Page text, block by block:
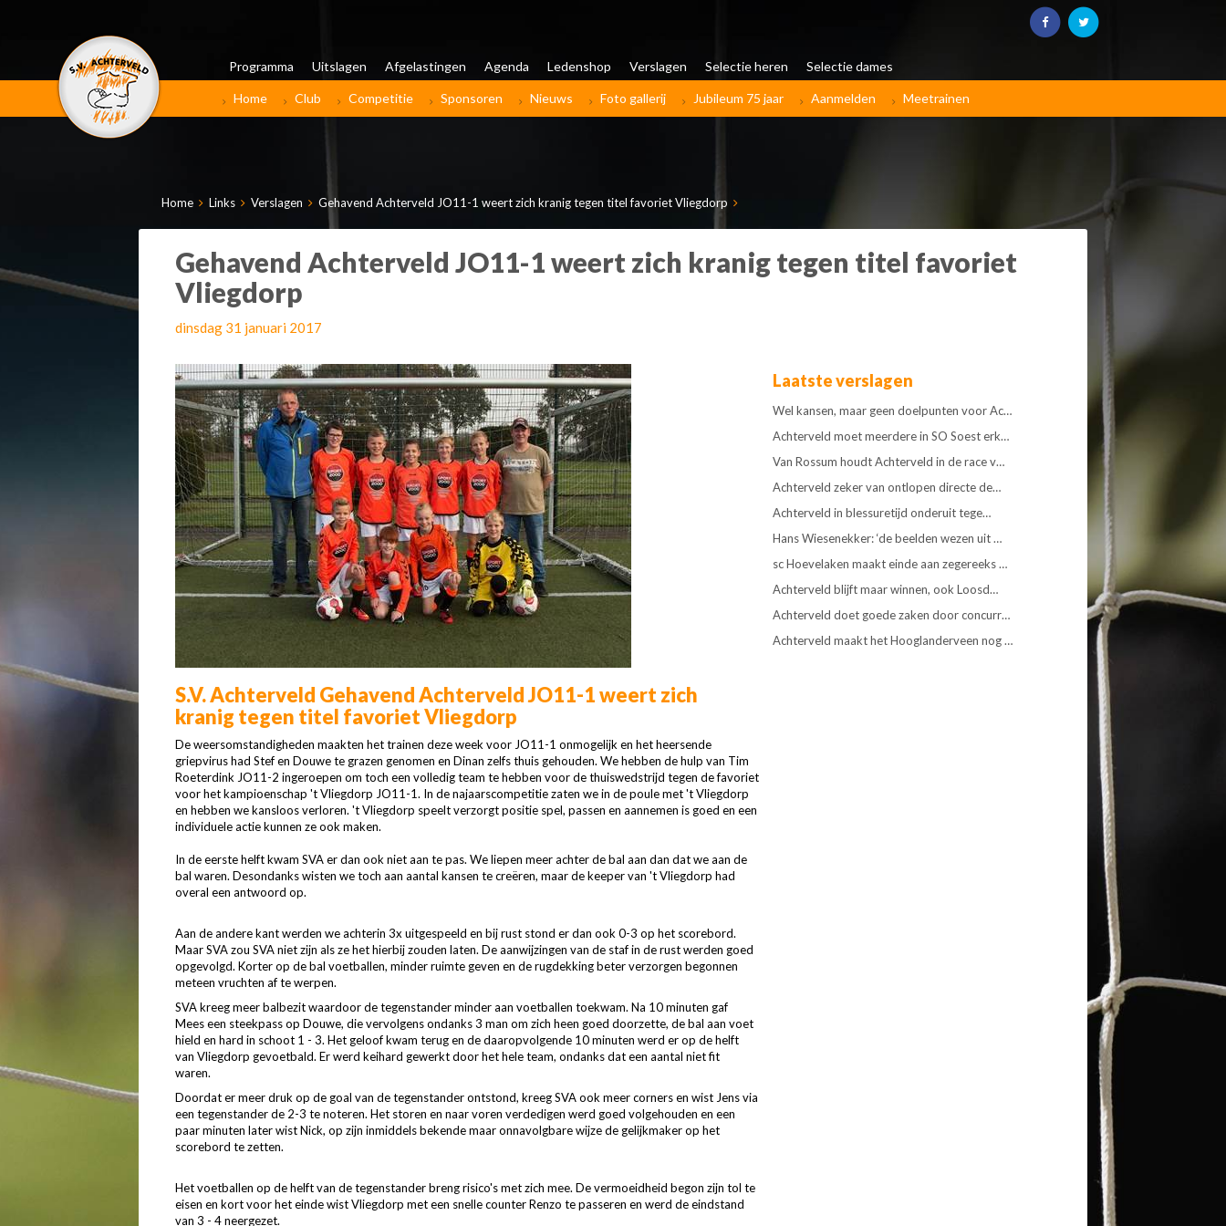
Programma Uitslagen Afgelastingen Agenda Ledenshop Verslagen Selectie heren Selectie dames
Home Club Competitie Sponsoren Nieuws Foto gallerij Jubileum 75 jaar Aanmelden Meetrainen
Home Links Verslagen Gehavend Achterveld JO11-1 weert zich kranig tegen titel favoriet Vliegdorp
Gehavend Achterveld JO11-1 weert zich kranig tegen titel favoriet
Vliegdorp
dinsdag 31 januari 2017
S.V. Achterveld Gehavend Achterveld JO11-1 weert zich
kranig tegen titel favoriet Vliegdorp
De weersomstandigheden maakten het trainen deze week voor JO11-1 onmogelijk en het heersende
griepvirus had Stef en Douwe te grazen genomen en Dinan zelfs thuis gehouden. We hebben de hulp van Tim
Roeterdink JO11-2 ingeroepen om toch een volledig team te hebben voor de thuiswedstrijd tegen de favoriet
voor het kampioenschap 't Vliegdorp JO11-1. In de najaarscompetitie zaten we in de poule met 't Vliegdorp
en hebben we kansloos verloren. 't Vliegdorp speelt verzorgt positie spel, passen en aannemen is goed en een
individuele actie kunnen ze ook maken.
In de eerste helft kwam SVA er dan ook niet aan te pas. We liepen meer achter de bal aan dan dat we aan de
bal waren. Desondanks wisten we toch aan aantal kansen te creëren, maar de keeper van 't Vliegdorp had
overal een antwoord op.
Aan de andere kant werden we achterin 3x uitgespeeld en bij rust stond er dan ook 0-3 op het scorebord.
Maar SVA zou SVA niet zijn als ze het hierbij zouden laten. De aanwijzingen van de staf in de rust werden goed
opgevolgd. Korter op de bal voetballen, minder ruimte geven en de rugdekking beter verzorgen begonnen
meteen vruchten af te werpen.
SVA kreeg meer balbezit waardoor de tegenstander minder aan voetballen toekwam. Na 10 minuten gaf
Mees een steekpass op Douwe, die vervolgens ondanks 3 man om zich heen goed doorzette, de bal aan voet
hield en hard in schoot 1 - 3. Het geloof kwam terug en de daaropvolgende 10 minuten werd er op de helft
van Vliegdorp gevoetbald. Er werd keihard gewerkt door het hele team, ondanks dat een aantal niet fit
waren.
Doordat er meer druk op de goal van de tegenstander ontstond, kreeg SVA ook meer corners en wist Jens via
een tegenstander de 2-3 te noteren. Het storen en naar voren verdedigen werd goed volgehouden en een
paar minuten later wist Nick, op zijn inmiddels bekende maar onnavolgbare wijze de gelijkmaker op het
scorebord te zetten.
Het voetballen op de helft van de tegenstander breng risico's met zich mee. De vermoeidheid begon zijn tol te
eisen en kort voor het einde wist Vliegdorp met een snelle counter Renzo te passeren en werd de eindstand
van 3 - 4 neergezet.
Laatste verslagen
Wel kansen, maar geen doelpunten voor Ac…
Achterveld moet meerdere in SO Soest erk…
Van Rossum houdt Achterveld in de race v…
Achterveld zeker van ontlopen directe de…
Achterveld in blessuretijd onderuit tege…
Hans Wiesenekker: ‘de beelden wezen uit …
sc Hoevelaken maakt einde aan zegereeks …
Achterveld blijft maar winnen, ook Loosd…
Achterveld doet goede zaken door concurr…
Achterveld maakt het Hooglanderveen nog …